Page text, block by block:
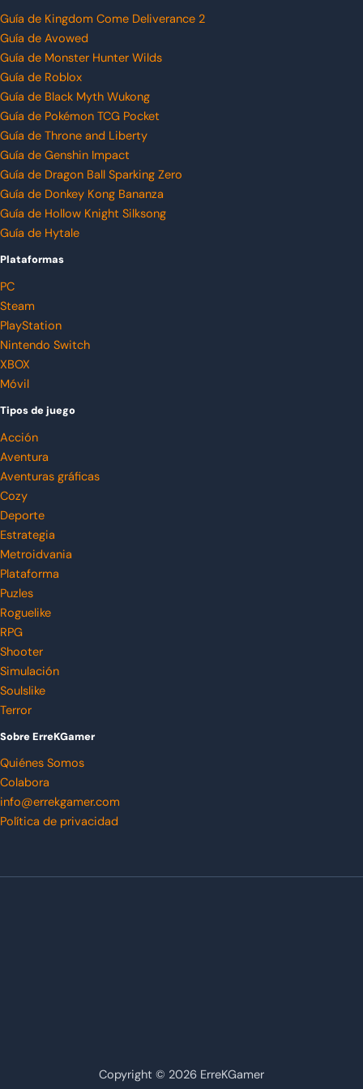
Guía de Kingdom Come Deliverance 2
Guía de Avowed
Guía de Monster Hunter Wilds
Guía de Roblox
Guía de Black Myth Wukong
Guía de Pokémon TCG Pocket
Guía de Throne and Liberty
Guía de Genshin Impact
Guía de Dragon Ball Sparking Zero
Guía de Donkey Kong Bananza
Guía de Hollow Knight Silksong
Guía de Hytale
Plataformas
PC
Steam
PlayStation
Nintendo Switch
XBOX
Móvil
Tipos de juego
Acción
Aventura
Aventuras gráficas
Cozy
Deporte
Estrategia
Metroidvania
Plataforma
Puzles
Roguelike
RPG
Shooter
Simulación
Soulslike
Terror
Sobre ErreKGamer
Quiénes Somos
Colabora
info@errekgamer.com
Política de privacidad
Copyright © 2026 ErreKGamer